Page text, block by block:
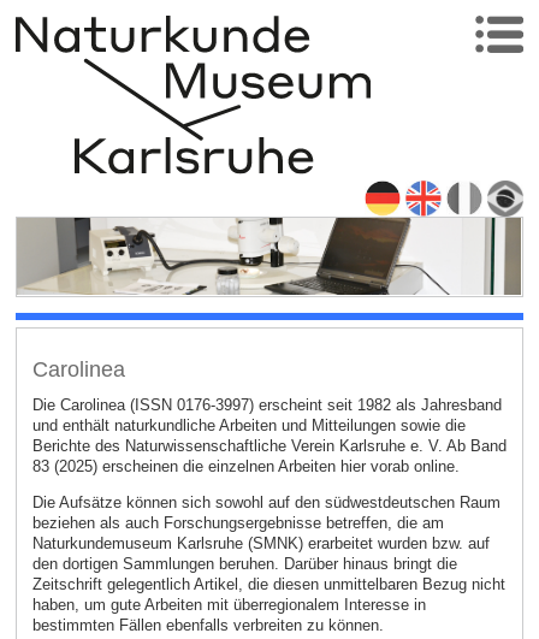
Carolinea
Die Carolinea (ISSN 0176-3997) erscheint seit 1982 als Jahresband
und enthält naturkundliche Arbeiten und Mitteilungen sowie die
Berichte des Naturwissenschaftliche Verein Karlsruhe e. V. Ab Band
83 (2025) erscheinen die einzelnen Arbeiten hier vorab online.
Die Aufsätze können sich sowohl auf den südwestdeutschen Raum
beziehen als auch Forschungsergebnisse betreffen, die am
Naturkundemuseum Karlsruhe (SMNK) erarbeitet wurden bzw. auf
den dortigen Sammlungen beruhen. Darüber hinaus bringt die
Zeitschrift gelegentlich Artikel, die diesen unmittelbaren Bezug nicht
haben, um gute Arbeiten mit überregionalem Interesse in
bestimmten Fällen ebenfalls verbreiten zu können.